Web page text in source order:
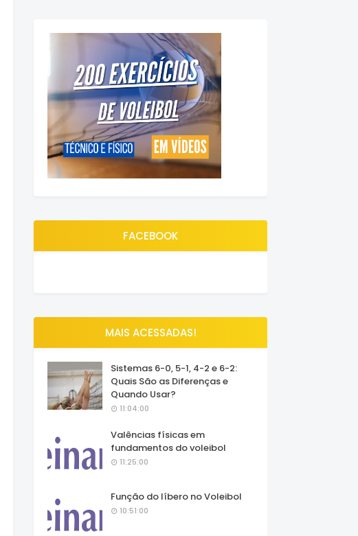
FACEBOOK
MAIS ACESSADAS!
Sistemas 6-0, 5-1, 4-2 e 6-2:
Quais São as Diferenças e
Quando Usar?
11:04:00
Valências físicas em
fundamentos do voleibol
11:25:00
Função do líbero no Voleibol
10:51:00